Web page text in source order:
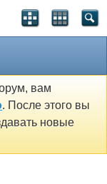
вам
. После этого вы
новые